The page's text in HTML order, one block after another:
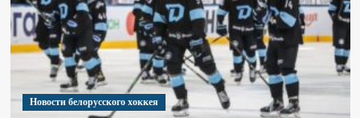
Новости белорусского хоккея